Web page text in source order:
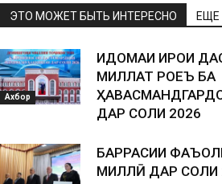
ЭТО МОЖЕТ БЫТЬ ИНТЕРЕСНО ЕЩЕ
Ахбор
ИДОМАИ ИҶРОИ
МИЛЛАТ РОҶЕЪ БА
ДАР СОЛИ 2026
БАРРАСИИ
МИЛЛӢ ДАР СОЛИ